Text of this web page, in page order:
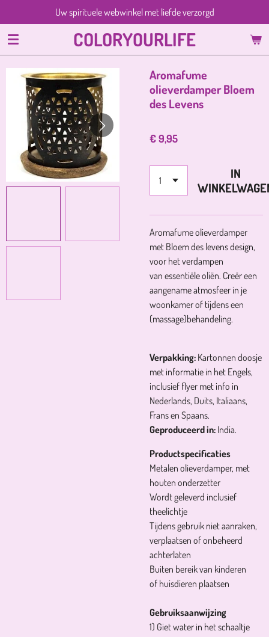
direct
naar
de
hoofdinhoud
COLORYOURLIFE
Uw spirituele webwinkel met liefde verzorgd
Aromafume
olieverdamper Bloem
des Levens
€ 9,95
IN
Aromafume olieverdamper
met Bloem des levens design,
voor het verdampen
van essentiële oliën. Creër een
aangename atmosfeer in je
woonkamer of tijdens een
(massage)behandeling.
Verpakking: Kartonnen doosje
met informatie in het Engels,
inclusief flyer met info in
Nederlands, Duits, Italiaans,
Frans en Spaans.
Geproduceerd in: India.
Productspecificaties
Metalen olieverdamper, met
houten onderzetter
Wordt geleverd inclusief
theelichtje
Tijdens gebruik niet aanraken,
verplaatsen of onbeheerd
achterlaten
Buiten bereik van kinderen
of huisdieren plaatsen
Gebruiksaanwijzing
1) Giet water in het schaaltje